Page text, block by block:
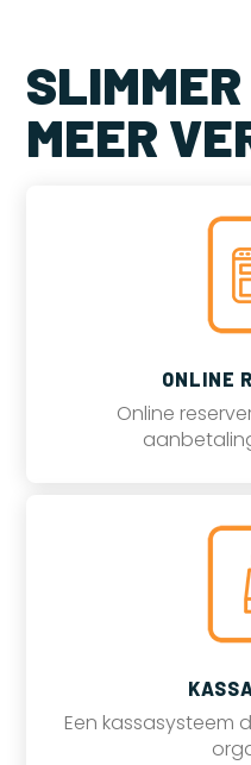
MEER
ONLINE
Online
Een kassasysteem